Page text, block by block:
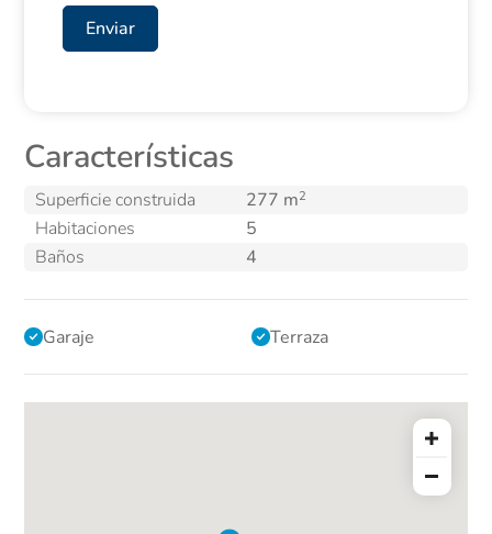
visita a esta singular propiedad en Los Balcones.
Enviar
Características
Superficie construida 277 m2
Habitaciones
5
Baños
4
Garaje Terraza